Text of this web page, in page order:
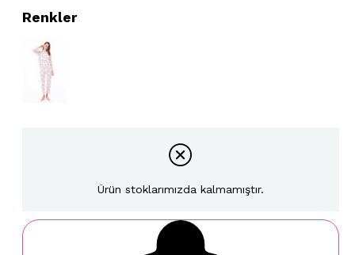
Ürün stoklarımızda kalmamıştır.